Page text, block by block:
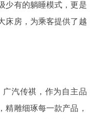
少有的躺睡模式，更是
床房，为乘客提供了越
汽传祺，作为自主品
精雕细琢每一款产品，